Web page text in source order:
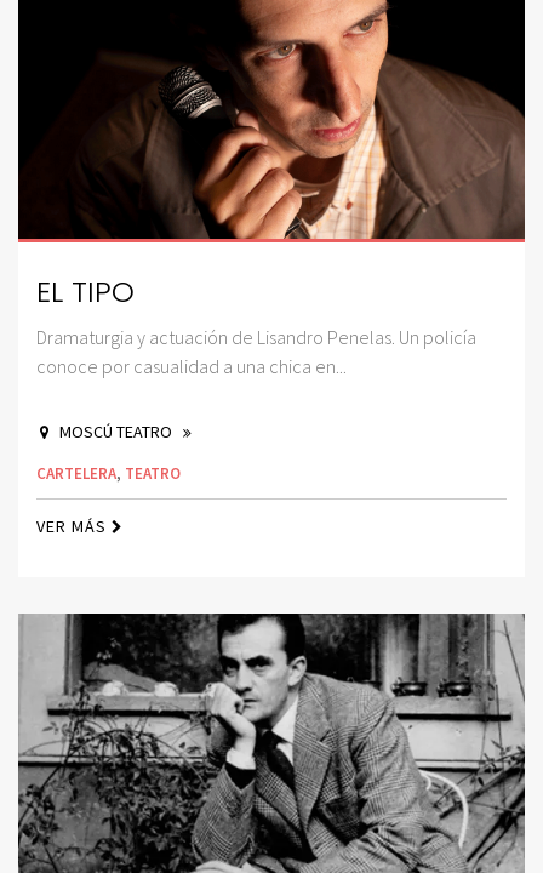
EL TIPO
Dramaturgia y actuación de Lisandro Penelas. Un policía
conoce por casualidad a una chica en...
MOSCÚ TEATRO
CARTELERA, TEATRO
VER MÁS